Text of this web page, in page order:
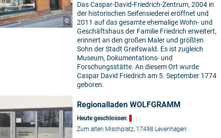
©
Das Caspar-David-Friedrich-Zentrum, 2004 in
der historischen Seifensiederei eröffnet und
2011 auf das gesamte ehemalige Wohn- und
Geschäftshaus der Familie Friedrich erweitert,
erinnert an den großen Maler und größten
Sohn der Stadt Greifswald. Es ist zugleich
Museum, Dokumentations- und
Forschungsstätte. An diesem Ort wurde
Caspar David Friedrich am 5. September 1774
geboren.
Regionalladen WOLFGRAMM
Heute geschlossen
Zum alten Mischplatz, 17498 Levenhagen